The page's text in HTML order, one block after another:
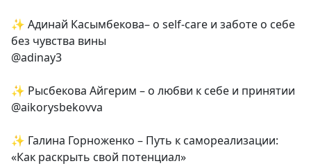
✨ Адинай Касымбекова– о self-care и заботе о себе
без чувства вины
@adinay3
✨ Рысбекова Айгерим – о любви к себе и принятии
@aikorysbekovva
✨ Галина Горноженко – Путь к самореализации:
«Как раскрыть свой потенциал»